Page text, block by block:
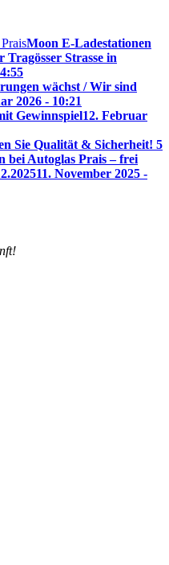
Moon E-Ladestationen
Tragösser Strasse in
wächst / Wir sind
2026 - 10:21
Gewinnspiel12. Februar
Sie Qualität & Sicherheit! 5
bei Autoglas Prais – frei
11. November 2025 -